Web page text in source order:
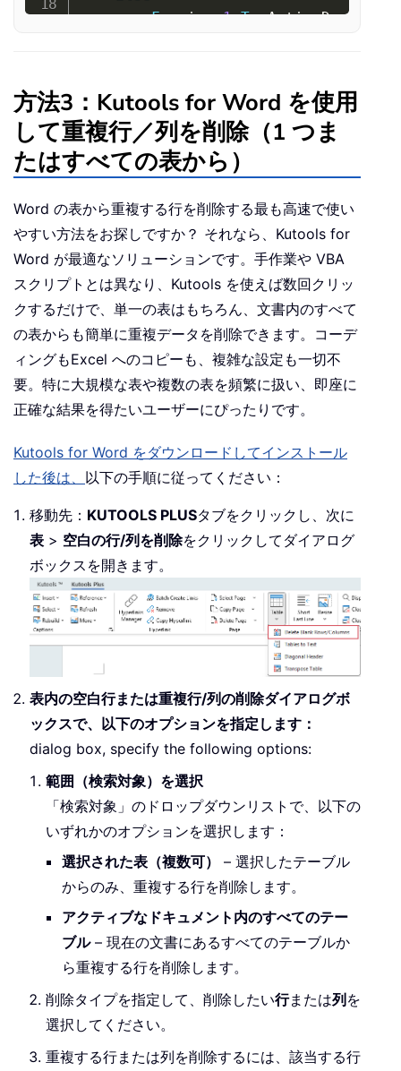
For i = 1 To ActiveDocument
End If
    Application
. ScreenUpdating
    MsgBox
"complete",
Private Sub ProcessTable(
Dim r As
Long
Dim rowText As String
For r = targetTable.Rows.Count
        rowText
= targetTable.Rows
If dic .Exists(rowText)
            targetTable
Rows (r
            dic
.Add rowText
End
Next
r
End Sub
方法3：Kutools for Word を使用
して重複行／列を削除（1 つま
たはすべての表から）
Word の表から重複する行を削除する最も高速で使い
やすい方法をお探しですか？ それなら、Kutools for
Word が最適なソリューションです。手作業や VBA
スクリプトとは異なり、Kutools を使えば数回クリッ
クするだけで、単一の表はもちろん、文書内のすべて
の表からも簡単に重複データを削除できます。コーデ
ィングもExcel へのコピーも、複雑な設定も一切不
要。特に大規模な表や複数の表を頻繁に扱い、即座に
正確な結果を得たいユーザーにぴったりです。
Kutools for Word をダウンロードしてインストール
した後は、 以下の手順に従ってください：
移動先： KUTOOLS PLUSタブをクリックし、次に
表 > 空白の行/列を削除をクリックしてダイアログ
ボックスを開きます。
表内の空白行または重複行/列の削除ダイアログボ
ックスで、以下のオプションを指定します：
dialog box, specify the following options:
範囲（検索対象）を選択
「検索対象」のドロップダウンリストで、以下の
いずれかのオプションを選択します：
選択された表（複数可）
– 選択したテーブル
からのみ、重複する行を削除します。
アクティブなドキュメント内のすべてのテー
ブル– 現在の文書にあるすべてのテーブルか
ら重複する行を削除します。
削除タイプを指定して、削除したい行または列を
選択してください。
重複する行または列を削除するには、該当する行